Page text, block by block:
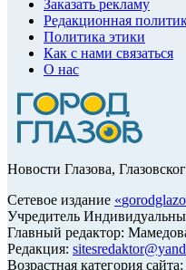
Заказать рекламу
Редакционная
Политика этики
Как с нами связаться
О нас
Новости Глазова,
Сетевое издание «
Учредитель
Главный редактор:
Редакция:
Возрастная категория